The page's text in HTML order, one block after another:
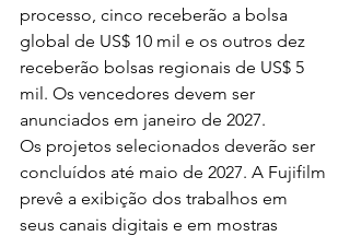
processo, cinco receberão a bolsa
global de US$ 10 mil e os outros dez
receberão bolsas regionais de US$ 5
mil. Os vencedores devem ser
anunciados em janeiro de 2027.
Os projetos selecionados deverão ser
concluídos até maio de 2027. A Fujifilm
prevê a exibição dos trabalhos em
seus canais digitais e em mostras